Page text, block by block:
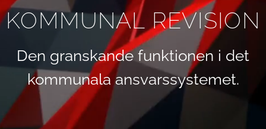
KOMMUNAL REVISION
Den granskande funktionen i det
kommunala ansvarssystemet.